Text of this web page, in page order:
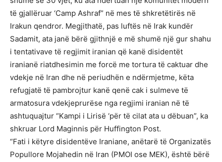
të gjallëruar ‘Camp Ashraf” në mes të shkretëtirës në
Irakun qendror. Megjithatë, pas luftës në Irak kundër
Sadamit, ata janë bërë gjithnjë e më shumë një gur shahu
i tentativave të regjimit iranian që kanë disidentët
iranianë riatdhesimin me forcë me tortura të caktuar dhe
vdekje në Iran dhe në periudhën e ndërmjetme, këta
refugjatë të pambrojtur kanë qenë cak i sulmeve të
armatosura vdekjeprurëse nga regjimi iranian në të
ashtuquajtur “Kampi i Lirisë ‘për të cilat ata u dëbuan”, ka
shkruar Lord Maginnis për Huffington Post.
“Fati i këtyre disidentëve Iraniane, anëtarë të Organizatës
Popullore Mojahedin në Iran (PMOI ose MEK), është bërë